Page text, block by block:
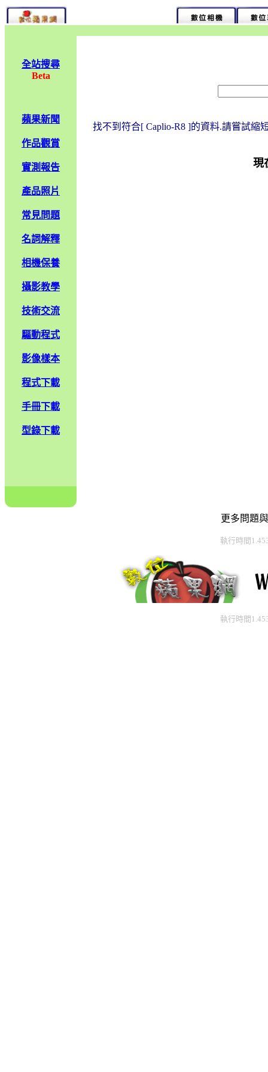
全站搜尋
Beta
蘋果新聞
作品觀賞
實測報告
產品照片
常見問題
名詞解釋
相機保養
攝影教學
技術交流
驅動程式
影像樣本
程式下載
手冊下載
型錄下載
找不到符合[ Caplio-R8 ]的資料.請嘗試縮
現
更多問題
執行時間
執行時間